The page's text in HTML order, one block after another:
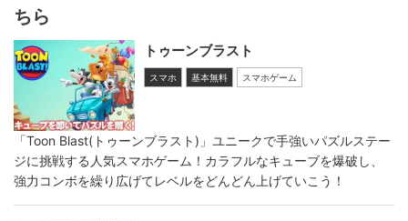
ちら
トゥーンブラスト
スマホ 基本無料 スマホゲーム
「Toon Blast(トゥーンブラスト)」ユニークで手強いパズルステー
ジに挑戦する人気スマホゲーム！カラフルなキューブを爆破し、
強力コンボを繰り広げてレベルをどんどん上げていこう！